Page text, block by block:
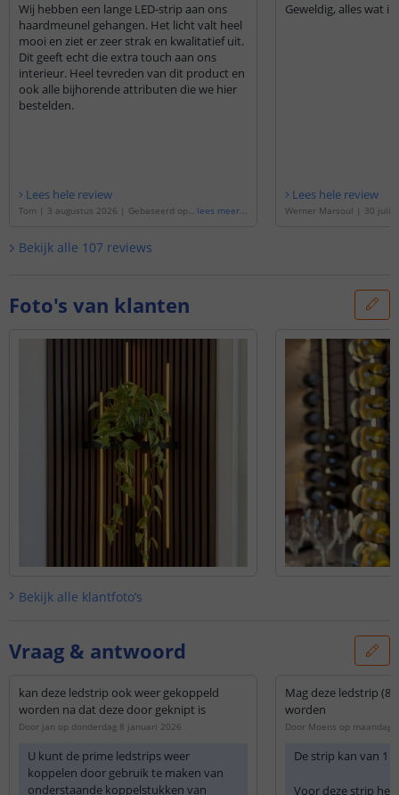
Wij hebben een lange LED-strip aan ons
haardmeunel gehangen. Het licht valt heel
mooi en ziet er zeer strak en kwalitatief uit.
Dit geeft echt die extra touch aan ons
interieur. Heel tevreden van dit product en
ook alle bijhorende attributen die we hier
bestelden.
Lees hele review
Tom | 3 augustus 2026 | Gebaseerd op d lees meer...
Geweldig, alles wat
Lees hele review
Werner Marsoul | 30 juli
Bekijk alle 107 reviews
Foto's van klanten
Bekijk alle klantfoto’s
Vraag & antwoord
kan deze ledstrip ook weer gekoppeld
worden na dat deze door geknipt is
Door jan op donderdag 8 januari 2026
U kunt de prime ledstrips weer
koppelen door gebruik te maken van
onderstaande koppelstukken van
Mag deze ledstrip
worden
Door Moens op maandag
De strip kan van 1
Voor deze strip